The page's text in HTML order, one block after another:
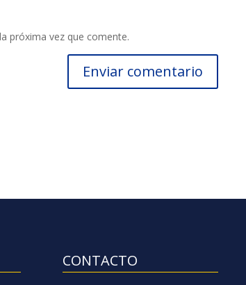
próxima vez que comente.
CONTACTO